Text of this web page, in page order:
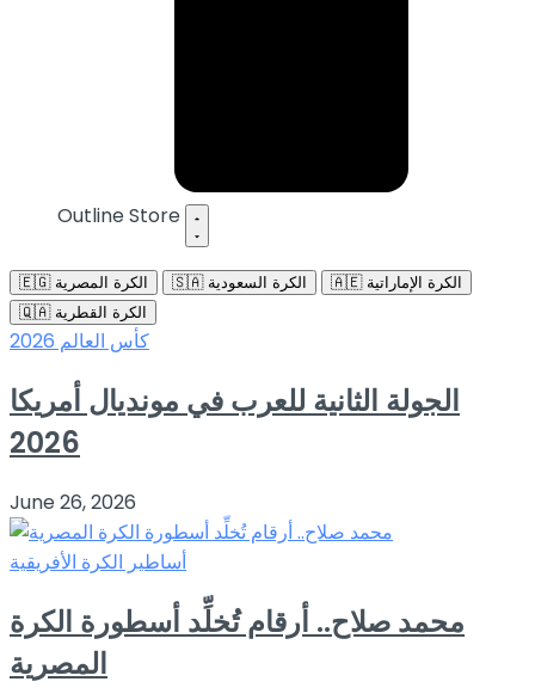
Outline Store
🇪🇬 الكرة المصرية 🇸🇦 الكرة السعودية
🇦🇪 الكرة الإماراتية
🇶🇦 الكرة القطرية
كأس العالم 2026
الجولة الثانية للعرب في مونديال أمريكا
2026
June 26, 2026
أساطير الكرة الأفريقية
محمد صلاح.. أرقام تُخلِّد أسطورة الكرة
المصرية